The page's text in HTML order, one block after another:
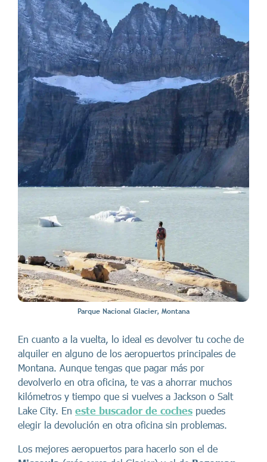
Parque Nacional Glacier, Montana
En cuanto a la vuelta, lo ideal es devolver tu coche de
alquiler en alguno de los aeropuertos principales de
Montana. Aunque tengas que pagar más por
devolverlo en otra oficina, te vas a ahorrar muchos
kilómetros y tiempo que si vuelves a Jackson o Salt
Lake City. En este buscador de coches puedes
elegir la devolución en otra oficina sin problemas.
Los mejores aeropuertos para hacerlo son el de